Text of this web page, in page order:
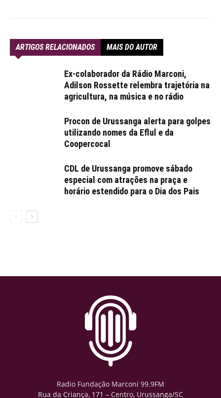
ARTIGOS RELACIONADOS MAIS DO AUTOR
Ex-colaborador da Rádio Marconi,
Adilson Rossette relembra trajetória na
agricultura, na música e no rádio
Procon de Urussanga alerta para golpes
utilizando nomes da Eflul e da
Coopercocal
CDL de Urussanga promove sábado
especial com atrações na praça e
horário estendido para o Dia dos Pais
Radio Fundação Marconi 99.9FM
Rua da Criança, 171 – Centro, Urussanga/SC